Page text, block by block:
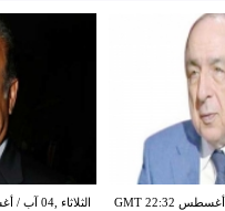
الثلاثاء ,04 آب / أغسطس GMT 22:32